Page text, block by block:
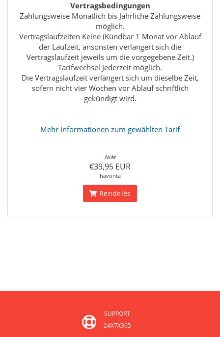
Vertragsbedingungen
Zahlungsweise Monatlich bis Jährliche Zahlungsweise
möglich.
Vertragslaufzeiten Keine (Kündbar 1 Monat vor Ablauf
der Laufzeit, ansonsten verlängert sich die
Vertragslaufzeit jeweils um die vorgegebene Zeit.)
Tarifwechsel Jederzeit möglich.
Die Vertragslaufzeit verlängert sich um dieselbe Zeit,
sofern nicht vier Wochen vor Ablauf schriftlich
gekündigt wird.
Mehr Informationen zum gewählten Tarif
Akár
€39,95 EUR
havonta
Rendelés
SUPPORT
24X7X365